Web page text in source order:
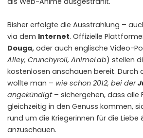
Bisher erfolgte die Ausstrahlung –
via dem Internet. Offizielle
Douga, oder auch englische Video-
Alley, Crunchyroll, AnimeLab) stellen
kostenlosen anschauen bereit. Durch
wollte man – wie schon 2012, bei der
angekündigt– sichergehen, dass alle
gleichzeitig in den Genuss kommen,
rund um die Kriegerinnen für die Liebe
anzuschauen.